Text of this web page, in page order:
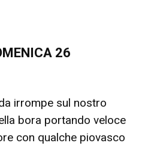
26
irrompe sul nostro
bora portando veloce
con qualche piovasco